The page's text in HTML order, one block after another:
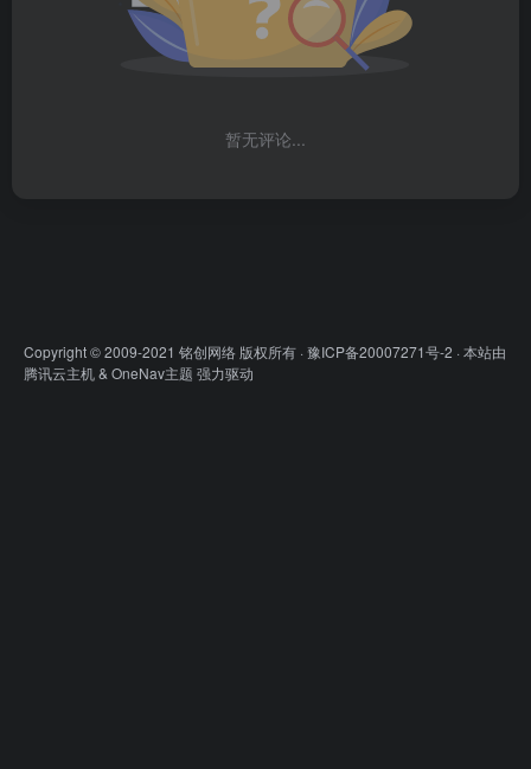
暂无评论...
Copyright © 2009-2021 铭创网络 版权所有 ·豫ICP备20007271号-2 · 本站由
腾讯云主机& OneNav主题 强力驱动